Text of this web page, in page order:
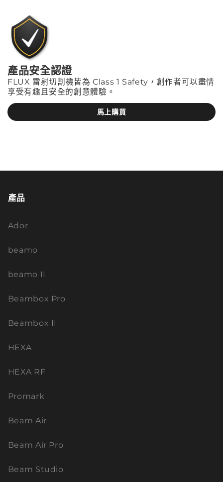
產品安全認證
FLUX 雷射切割機皆為 Class 1 Safety，創作者可以盡情
享受有趣且安全的創意體驗。
馬上購買
產品
Ador
beamo
beamo II
Beambox Pro
Beambox II
HEXA
HEXA RF
Promark
Beam Air
Beam Air Pro
Beam Studio